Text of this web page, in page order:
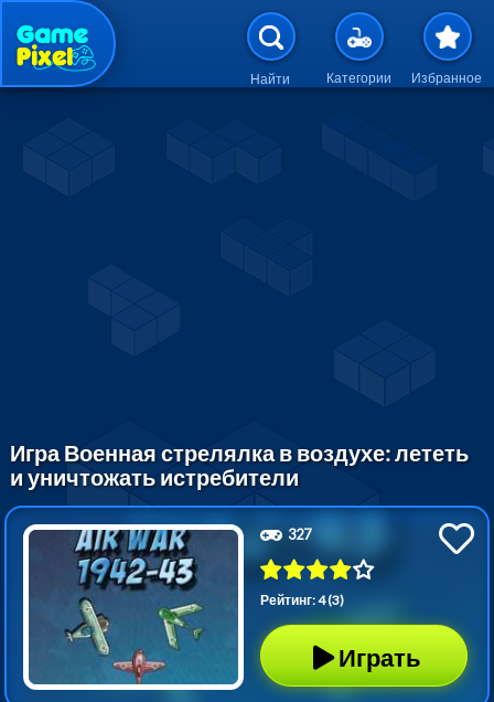
Перейти к основному
Найти Категории Избранное
Игра Военная стрелялка в воздухе: лететь
и уничтожать истребители
327
Рейтинг: 4 (3)
Играть